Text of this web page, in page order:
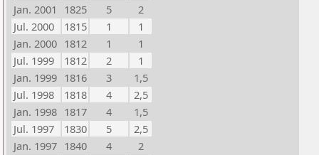
Jan. 2001
1825 5
2
Jul. 2000
1815 1
1
Jan. 2000 1812 1
1
Jul. 1999
1812 2
1
Jan. 1999 1816 3
1,5
Jul. 1998
1818 4
2,5
Jan. 1998 1817 4
1,5
Jul. 1997
1830 5
2,5
Jan. 1997 1840 4
2